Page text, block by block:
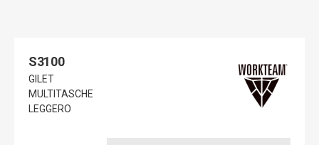
S3100
GILET
MULTITASCHE
LEGGERO